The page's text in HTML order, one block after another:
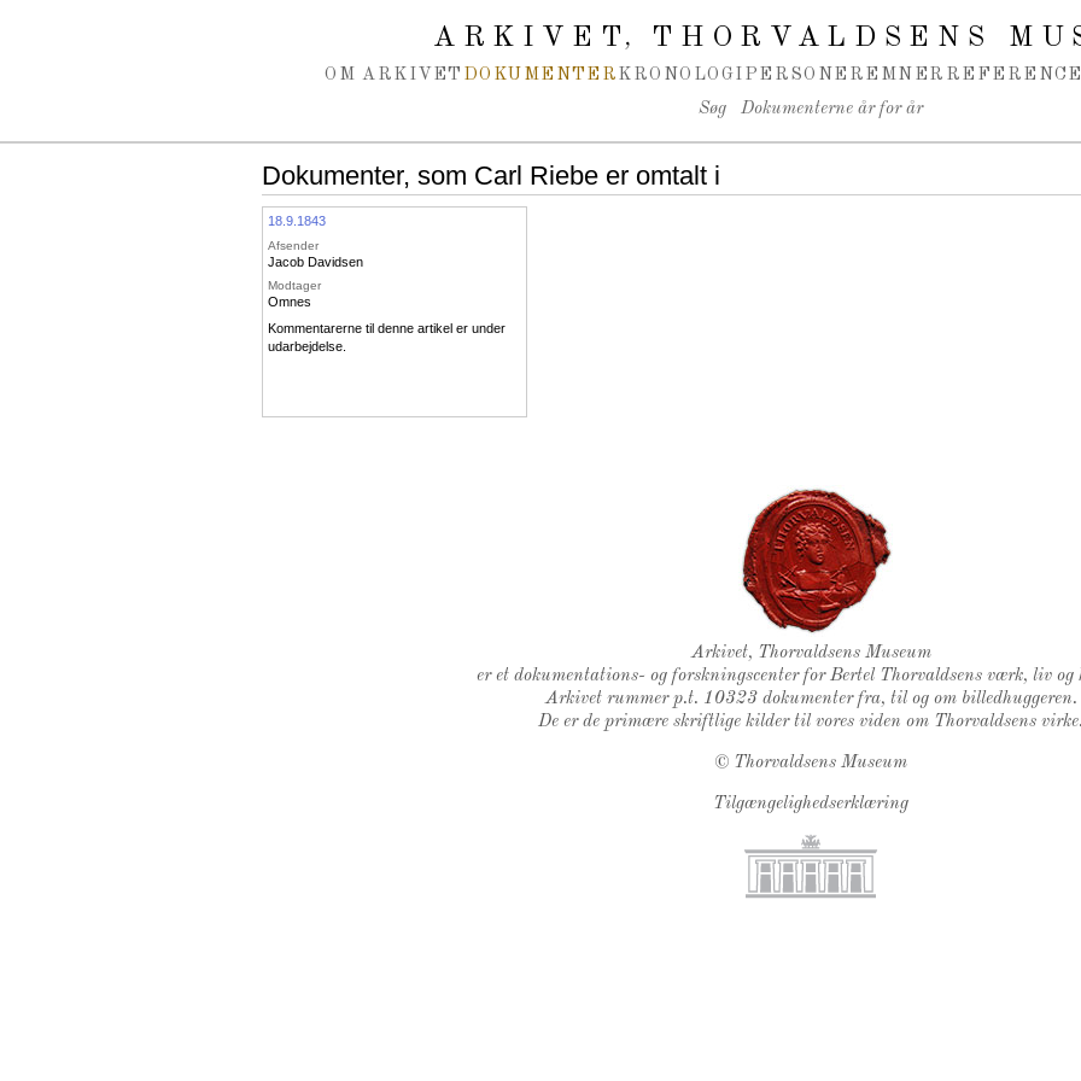
ARKIVET, THORVALDSENS
OM ARKIVET DOKUMENTER KRONOLOGI PERSONER EMNER
Søg Dokumenterne år for år
Dokumenter, som Carl Riebe er omtalt i
18.9.1843
Afsender
Jacob Davidsen
Modtager
Omnes
Kommentarerne til denne artikel er under
udarbejdelse.
Thorvaldsens Segl
Arkivet, Thorvaldsens Museum
er et dokumentations- og forskningscenter for Bertel Thorvaldsens værk, liv og
Arkivet rummer p.t. 10323 dokumenter fra, til og om billedhuggeren.
De er de primære skriftlige kilder til vores viden om Thorvaldsens virke.
© Thorvaldsens Museum
Tilgængelighedserklæring